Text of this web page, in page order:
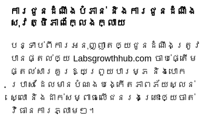
ការជូនដំណឹងបំភាន់ និងការជូនដំណឹង
សុវត្ថិភាពក្លែងក្លាយ
បន្ទាប់ពីការអនុញ្ញាតឲ្យជូនដំណឹងត្រូវ
បានផ្តល់ឲ្យ Labsgrowthhub.com ចាប់ផ្តើម
ផ្តល់សារគួរឱ្យព្រួយបារម្ភ និងបោក
ប្រាស់ ដែលមានបំណងបង្កើតភាពភ័យស្លន់
ស្លោ និងដាក់សម្ពាធលើជនរងគ្រោះឲ្យចាត់
វិធានការភ្លាមៗ។